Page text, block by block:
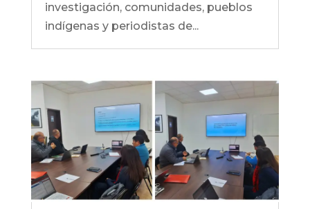
investigación, comunidades, pueblos
indígenas y periodistas de...